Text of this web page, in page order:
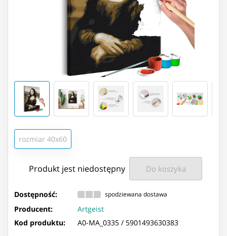
rozmiar 40x60
Produkt jest niedostępny Do koszyka
Dostępność: spodziewana dostawa
Producent:
Artgeist
Kod produktu:
A0-MA_0335 / 5901493630383